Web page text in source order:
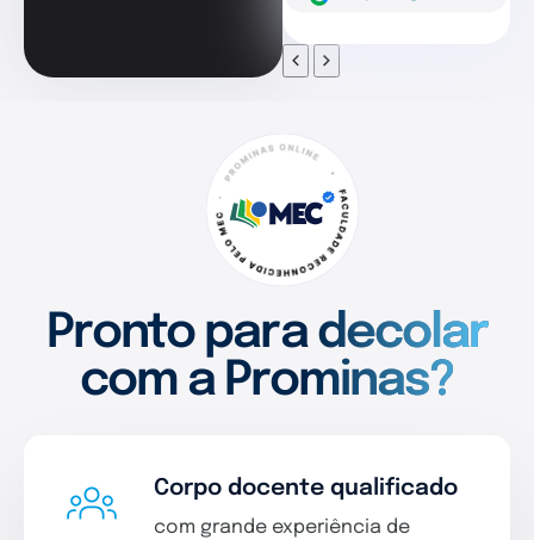
Pronto para decolar
com a Prominas?
Corpo docente qualificado
com grande experiência de